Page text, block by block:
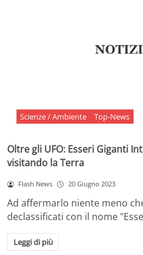
Scienze / Ambiente Top-News
Oltre gli UFO: Esseri Giganti
visitando la Terra
Flash News 20 Giugno 2023
Ad affermarlo niente meno
declassificati con il nome
Leggi di più